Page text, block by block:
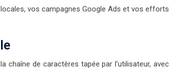
vos campagnes Google Ads et vos efforts
chaîne de caractères tapée par l’utilisateur, avec